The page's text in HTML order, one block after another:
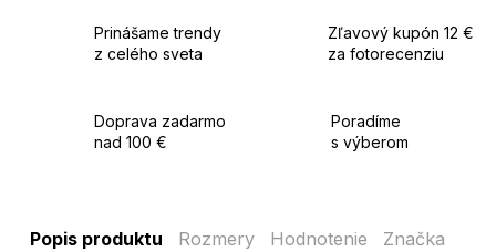
Prinášame trendy
z celého sveta
Zľavový kupón 12 €
za fotorecenziu
Doprava zadarmo
nad 100 €
Poradíme
s výberom
Popis produktu Rozmery Hodnotenie
Značka